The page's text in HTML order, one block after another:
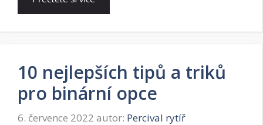
10 nejlepších tipů a triků
pro binární opce
6. července 2022 autor: Percival rytíř